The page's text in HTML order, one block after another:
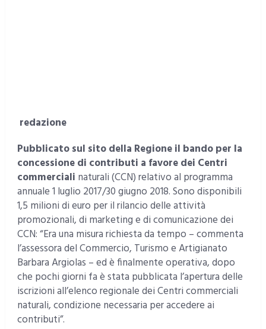
redazione
Pubblicato sul sito della Regione il bando per la
concessione di contributi a favore dei Centri
commerciali naturali (CCN) relativo al programma
annuale 1 luglio 2017/30 giugno 2018. Sono disponibili
1,5 milioni di euro per il rilancio delle attività
promozionali, di marketing e di comunicazione dei
CCN: “Era una misura richiesta da tempo – commenta
l’assessora del Commercio, Turismo e Artigianato
Barbara Argiolas – ed è finalmente operativa, dopo
che pochi giorni fa è stata pubblicata l’apertura delle
iscrizioni all’elenco regionale dei Centri commerciali
naturali, condizione necessaria per accedere ai
contributi”.